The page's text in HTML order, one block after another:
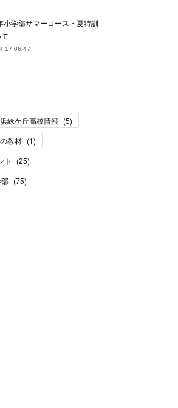
小学部サマーコース・夏特訓
06:47
緑ケ丘高校情報 (5)
教材 (1)
ト (25)
(75)